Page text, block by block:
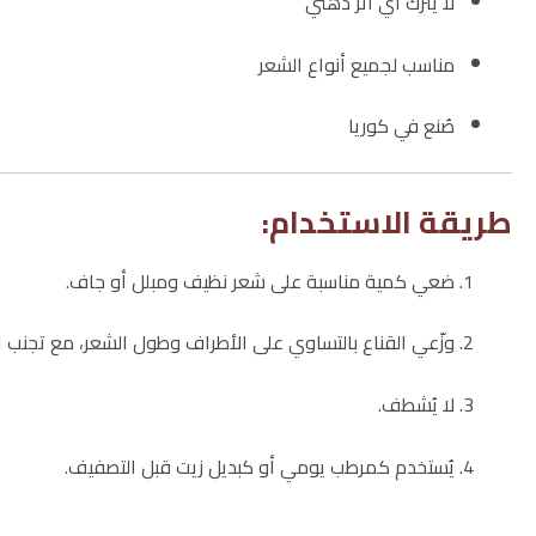
مناسب لجميع أنواع الشعر
صُنع في كوريا
طريقة الاستخدام:
ضعي كمية مناسبة على شعر نظيف ومبلل أو جاف.
وزّعي القناع بالتساوي على الأطراف وطول الشعر، مع تجنب
لا يُشطف.
يُستخدم كمرطب يومي أو كبديل زيت قبل التصفيف.